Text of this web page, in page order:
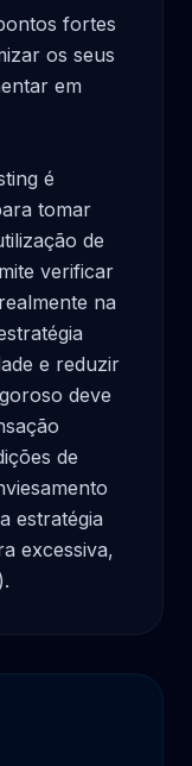
fortes
os seus
em
é
tomar
de
verificar
na
e reduzir
deve
de
estratégia
excessiva,